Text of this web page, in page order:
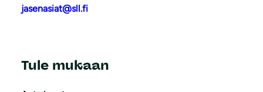
jasenasiat@sll.fi
Tule mukaan